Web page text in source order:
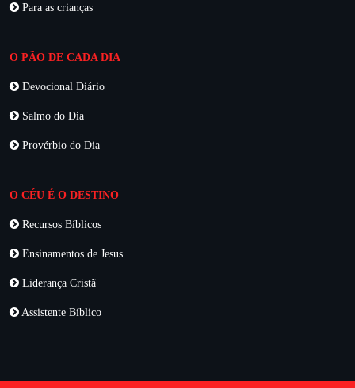
Para as crianças
O PÃO DE CADA DIA
Devocional Diário
Salmo do Dia
Provérbio do Dia
O CÉU É O DESTINO
Recursos Bíblicos
Ensinamentos de Jesus
Liderança Cristã
Assistente Bíblico